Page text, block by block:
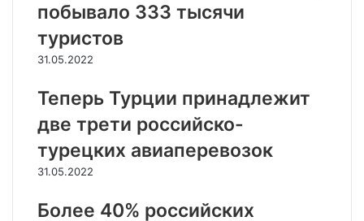
побывало 333 тысячи
туристов
31.05.2022
Теперь Турции принадлежит
две трети российско-
турецких авиаперевозок
31.05.2022
Более 40% российских